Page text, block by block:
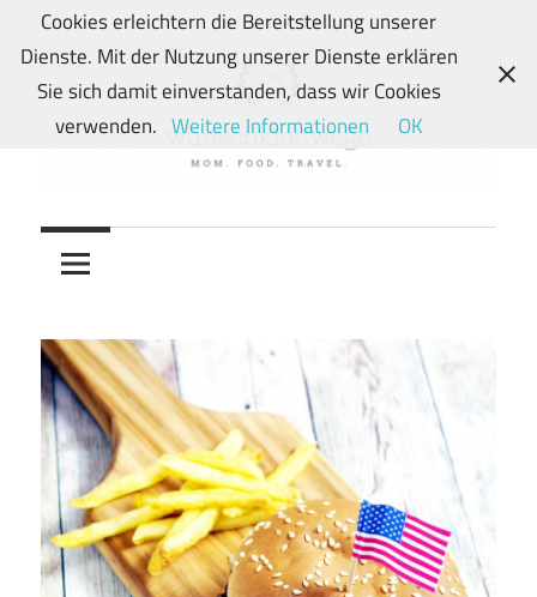
Zum
Inhalt
springen
wunschkindwege
Wunschkindern
und
Wegen:
Mein
Familien-,
Food-
und
Travelblog
Cookies erleichtern die Bereitstellung unserer
Dienste. Mit der Nutzung unserer Dienste erklären
Sie sich damit einverstanden, dass wir Cookies
verwenden. Weitere Informationen OK